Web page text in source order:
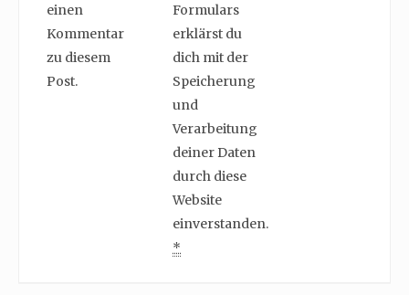
einen
Kommentar
zu diesem
Post.
Formulars
erklärst du
dich mit der
Speicherung
und
Verarbeitung
deiner Daten
durch diese
Website
einverstanden.
*